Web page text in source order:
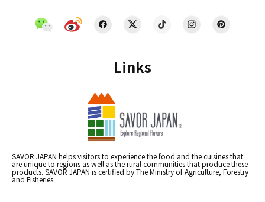
Links
SAVOR JAPAN helps visitors to experience the food and the cuisines that
are unique to regions as well as the rural communities that produce these
products. SAVOR JAPAN is certified by The Ministry of Agriculture, Forestry
and Fisheries.